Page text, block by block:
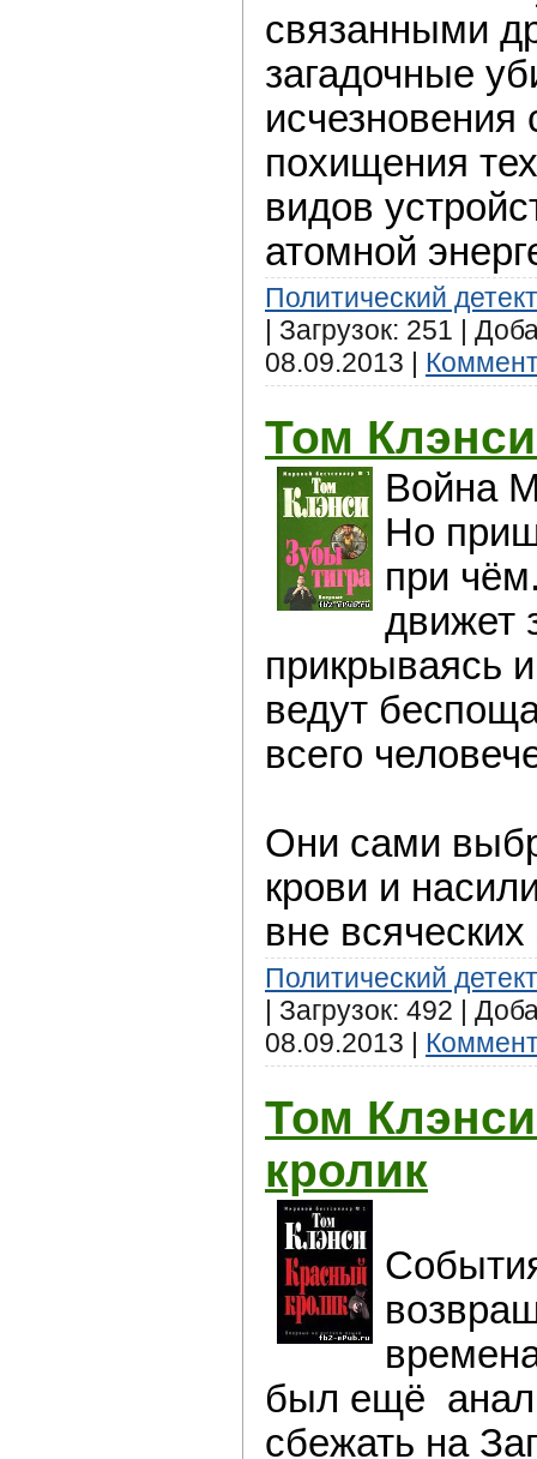
связанными
загадочные
исчезновения
похищения
видов
атомной
Политический
| Загрузок: 251 |
08.09.2013 |
Том
Война
Но
при
движет
прикрываясь
ведут
всего
Они сами
крови и
вне всяческих
Политический
| Загрузок: 492 |
08.09.2013 |
Том
кролик
был ещё
сбежать на